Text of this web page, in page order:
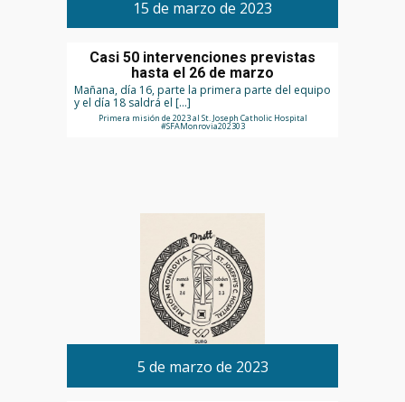
15 de marzo de 2023
Casi 50 intervenciones previstas
hasta el 26 de marzo
Mañana, día 16, parte la primera parte del equipo
y el día 18 saldrá el […]
Primera misión de 2023 al St. Joseph Catholic Hospital
#SFAMonrovia202303
5 de marzo de 2023